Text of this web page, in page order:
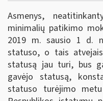
Asmenys,
minimalių patikimo
2019 m. sausio 1 d.
statuso, o tais
statusą jau turi, bus
gavėjo statusą,
statuso turėjimo